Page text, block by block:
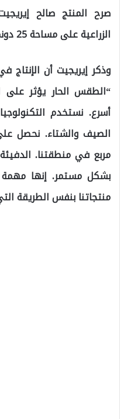
صرح المنتج صالح
الزراعية على مساحة 25 دونم في منطقة أكسو.
وذكر إيريجيت أن
“الطقس الحار يؤثر
أسرع. نستخدم
مربع في منطقتنا.
بشكل مستمر. إنها
منتجاتنا بنفس الطريقة